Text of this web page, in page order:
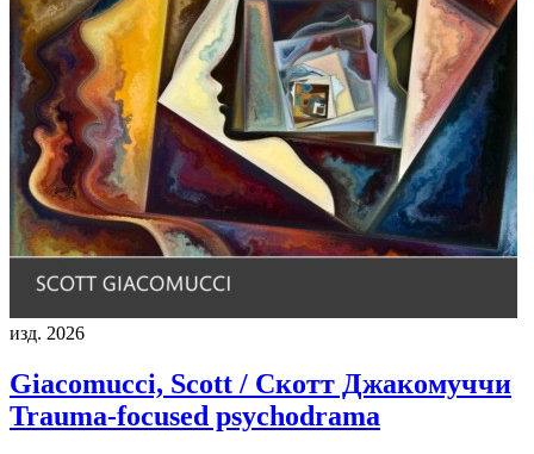
изд. 2026
Giacomucci, Scott / Скотт Джакомуччи
Trauma-focused psychodrama